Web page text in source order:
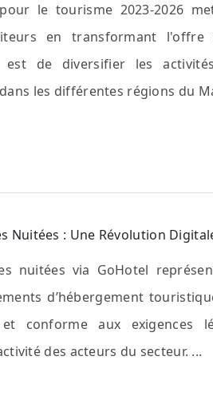
le tourisme 2023-2026
en transformant
est de diversifier les
les différentes régions du
Nuitées : Une Révolution
nuitées via GoHotel
d’hébergement
conforme aux exigences
des acteurs du secteur. ...